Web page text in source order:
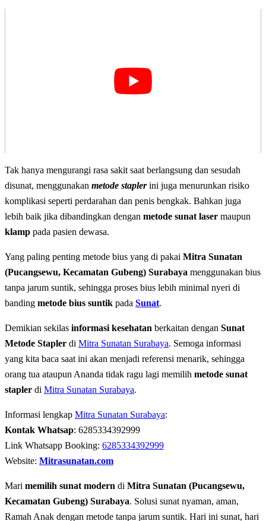
Tak hanya mengurangi rasa sakit saat berlangsung dan sesudah
disunat, menggunakan metode staplerini juga menurunkan risiko
komplikasi seperti perdarahan dan penis bengkak. Bahkan juga
lebih baik jika dibandingkan dengan metode sunat laser maupun
klamp pada pasien dewasa.
Yang paling penting metode bius yang di pakai Mitra Sunatan
(Pucangsewu, Kecamatan Gubeng) Surabaya menggunakan bius
tanpa jarum suntik, sehingga proses bius lebih minimal nyeri di
banding metode bius suntik pada Sunat.
Demikian sekilas informasi kesehatan berkaitan dengan Sunat
Metode Stapler di Mitra Sunatan Surabaya. Semoga informasi
yang kita baca saat ini akan menjadi referensi menarik, sehingga
orang tua ataupun Ananda tidak ragu lagi memilih metode sunat
stapler di Mitra Sunatan Surabaya.
Informasi lengkap Mitra Sunatan Surabaya:
Kontak Whatsap: 6285334392999
Link Whatsapp Booking: 6285334392999
Website: Mitrasunatan.com
Mari memilih sunat modern di Mitra Sunatan (Pucangsewu,
Kecamatan Gubeng) Surabaya. Solusi sunat nyaman, aman,
Ramah Anak dengan metode tanpa jarum suntik. Hari ini sunat, hari